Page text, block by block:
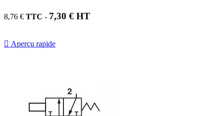
8,76 € TTC - 7,30 € HT
 Aperçu rapide